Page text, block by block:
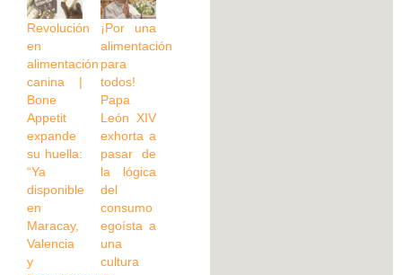
Revolución
en
alimentación
canina |
Bone
Appetit
expande
su huella:
“Ya
disponible
en
Maracay,
Valencia
y
¡Por una
alimentación
para
todos!
Papa
León XIV
exhorta a
pasar de
la lógica
del
consumo
egoísta a
una
cultura